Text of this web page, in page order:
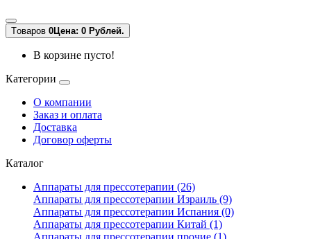
Tоваров 0Цена: 0 Рублей.
В корзине пусто!
Категории
О компании
Заказ и оплата
Доставка
Договор оферты
Каталог
Аппараты для прессотерапии (26)
Аппараты для прессотерапии Израиль (9)
Аппараты для прессотерапии Испания (0)
Аппараты для прессотерапии Китай (1)
Аппараты для прессотерапии прочие (1)